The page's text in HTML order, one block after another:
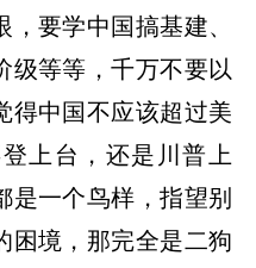
要学中国搞基建、
级等等，千万不要以
得中国不应该超过美
上台，还是川普上
是一个鸟样，指望别
困境，那完全是二狗